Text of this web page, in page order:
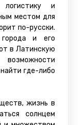
логистику и
местом для
по-русски.
города и его
в Латинскую
где-либо
жизнь в
солнцем